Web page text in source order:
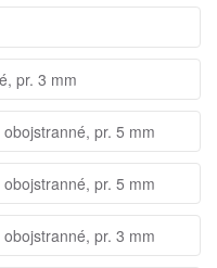
pr. 3 mm
pr. 5 mm
pr. 5 mm
pr. 3 mm